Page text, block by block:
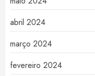
abril 2024
março 2024
fevereiro 2024